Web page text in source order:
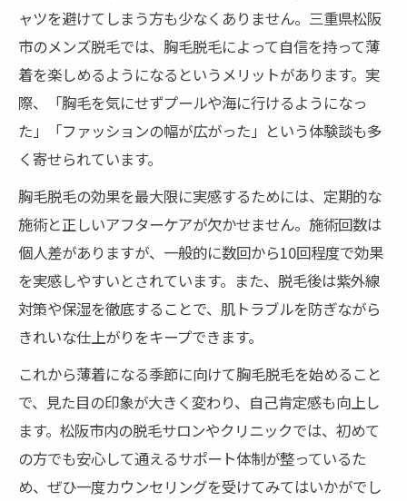
ャツを避けてしまう方も少なくありません。三重県松阪
市のメンズ脱毛では、胸毛脱毛によって自信を持って薄
着を楽しめるようになるというメリットがあります。実
際、「胸毛を気にせずプールや海に行けるようになっ
た」「ファッションの幅が広がった」という体験談も多
く寄せられています。
胸毛脱毛の効果を最大限に実感するためには、定期的な
施術と正しいアフターケアが欠かせません。施術回数は
個人差がありますが、一般的に数回から10回程度で効果
を実感しやすいとされています。また、脱毛後は紫外線
対策や保湿を徹底することで、肌トラブルを防ぎながら
きれいな仕上がりをキープできます。
これから薄着になる季節に向けて胸毛脱毛を始めること
で、見た目の印象が大きく変わり、自己肯定感も向上し
ます。松阪市内の脱毛サロンやクリニックでは、初めて
の方でも安心して通えるサポート体制が整っているた
め、ぜひ一度カウンセリングを受けてみてはいかがでし